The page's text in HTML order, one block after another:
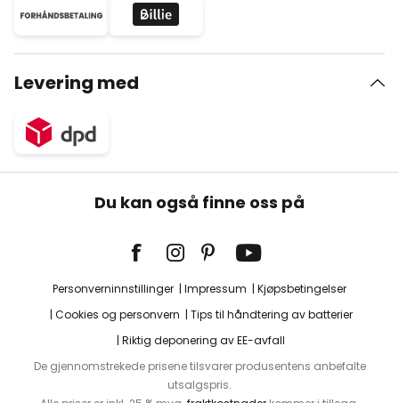
Levering med
Du kan også finne oss på
Personverninnstillinger Impressum
Kjøpsbetingelser
Cookies og personvern
Tips til håndtering av batterier
Riktig deponering av EE-avfall
De gjennomstrekede prisene tilsvarer produsentens anbefalte
utsalgspris.